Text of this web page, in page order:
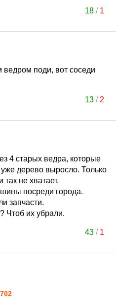
18 / 1
поди, вот соседи
13 / 2
4 старых ведра, которые
дерево выросло. Только
так не хватает.
посреди города.
запчасти.
Чтоб их убрали.
43 / 1